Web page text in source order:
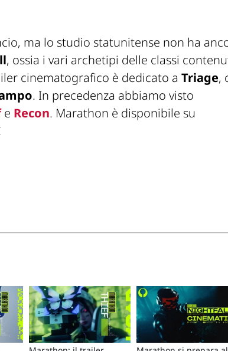
ma lo studio statunitense non ha
, ossia i vari archetipi delle classi
cinematografico è dedicato a Triage,
. In precedenza abbiamo visto
e Recon. Marathon è disponibile su